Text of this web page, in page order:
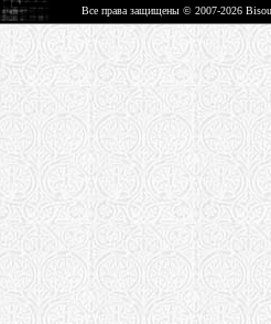
Все права защищены © 2007-2026